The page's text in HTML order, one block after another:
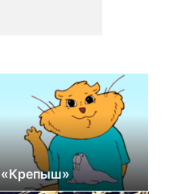
«Крепыш»